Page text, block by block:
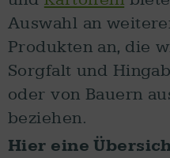
Auswahl an
Produkten an, die
Sorgfalt und
oder von Bauern
beziehen.
Hier eine